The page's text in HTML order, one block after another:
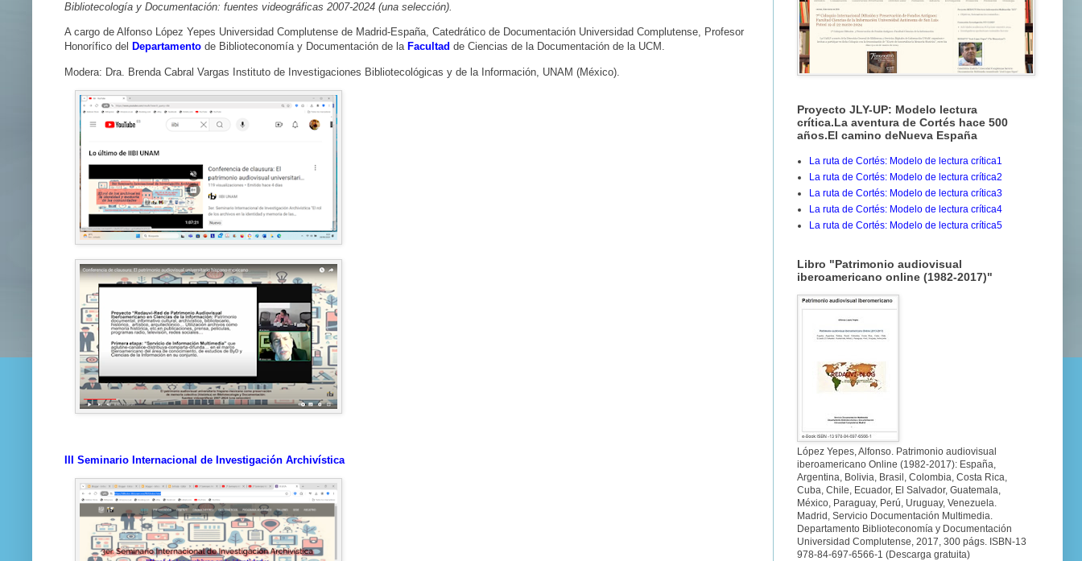
Bibliotecología y Documentación: fuentes videográficas 2007-2024 (una selección).
A cargo de Alfonso López Yepes Universidad Complutense de Madrid-España, Catedrático de Documentación Universidad Complutense, Profesor
Honorífico del Departamento de Biblioteconomía y Documentación de la Facultad de Ciencias de la Documentación de la UCM.
Modera: Dra. Brenda Cabral Vargas Instituto de Investigaciones Bibliotecológicas y de la Información, UNAM (México).
III Seminario Internacional de Investigación Archivística
Proyecto JLY-UP: Modelo lectura
crítica.La aventura de Cortés hace 500
años.El camino deNueva España
La ruta de Cortés: Modelo de lectura crítica1
La ruta de Cortés: Modelo de lectura crítica2
La ruta de Cortés: Modelo de lectura crítica3
La ruta de Cortés: Modelo de lectura crítica4
La ruta de Cortés: Modelo de lectura crítica5
Libro "Patrimonio audiovisual
iberoamericano online (1982-2017)"
López Yepes, Alfonso. Patrimonio audiovisual
iberoamericano Online (1982-2017): España,
Argentina, Bolivia, Brasil, Colombia, Costa Rica,
Cuba, Chile, Ecuador, El Salvador, Guatemala,
México, Paraguay, Perú, Uruguay, Venezuela.
Madrid, Servicio Documentación Multimedia.
Departamento Biblioteconomía y Documentación
Universidad Complutense, 2017, 300 págs. ISBN-13
978-84-697-6566-1 (Descarga gratuita)